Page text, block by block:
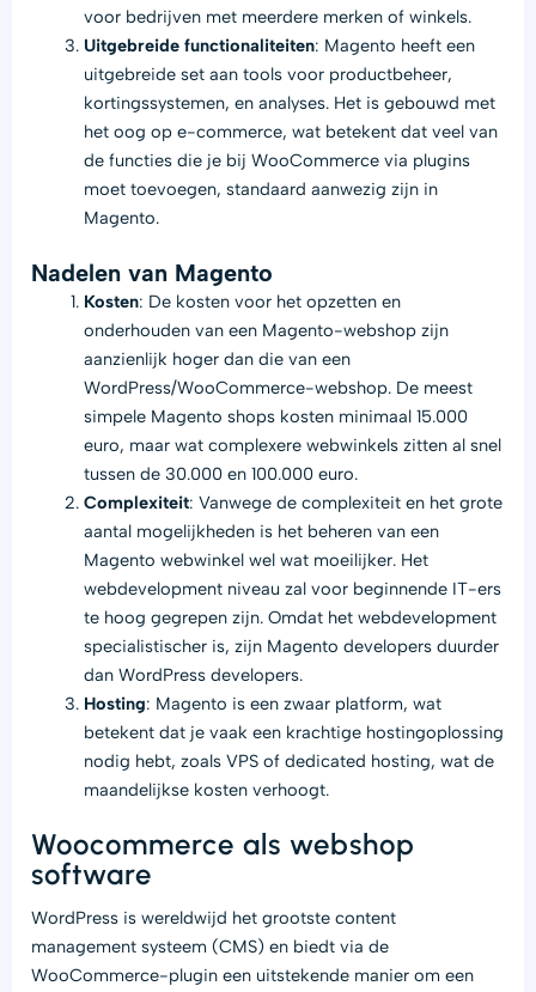
voor bedrijven met meerdere merken of winkels.
Uitgebreide functionaliteiten: Magento heeft een
uitgebreide set aan tools voor productbeheer,
kortingssystemen, en analyses. Het is gebouwd met
het oog op e-commerce, wat betekent dat veel van
de functies die je bij WooCommerce via plugins
moet toevoegen, standaard aanwezig zijn in
Magento.
Nadelen van Magento
Kosten: De kosten voor het opzetten en
onderhouden van een Magento-webshop zijn
aanzienlijk hoger dan die van een
WordPress/WooCommerce-webshop. De meest
simpele Magento shops kosten minimaal 15.000
euro, maar wat complexere webwinkels zitten al snel
tussen de 30.000 en 100.000 euro.
Complexiteit: Vanwege de complexiteit en het grote
aantal mogelijkheden is het beheren van een
Magento webwinkel wel wat moeilijker. Het
webdevelopment niveau zal voor beginnende IT-ers
te hoog gegrepen zijn. Omdat het webdevelopment
specialistischer is, zijn Magento developers duurder
dan WordPress developers.
Hosting: Magento is een zwaar platform, wat
betekent dat je vaak een krachtige hostingoplossing
nodig hebt, zoals VPS of dedicated hosting, wat de
maandelijkse kosten verhoogt.
Woocommerce als webshop
software
WordPress is wereldwijd het grootste content
management systeem (CMS) en biedt via de
WooCommerce-plugin een uitstekende manier om een